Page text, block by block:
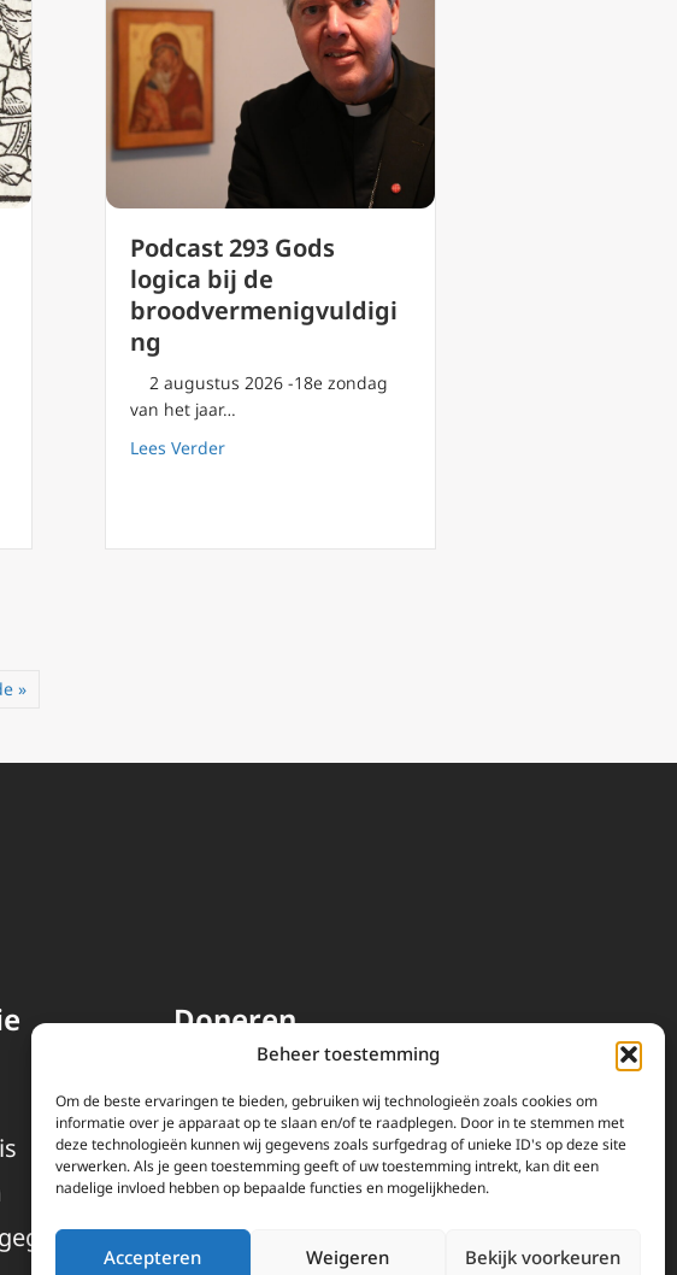
Beheer toestemming
Om de beste ervaringen te bieden, gebruiken wij technologieën zoals cookies om
informatie over je apparaat op te slaan en/of te raadplegen. Door in te stemmen met
deze technologieën kunnen wij gegevens zoals surfgedrag of unieke ID's op deze site
verwerken. Als je geen toestemming geeft of uw toestemming intrekt, kan dit een
nadelige invloed hebben op bepaalde functies en mogelijkheden.
Accepteren Weigeren Bekijk voorkeuren
Eusebius van Vercelli
Podcast 293 Gods
logica bij de
broodvermenigvuldigi
ng
2 augustus 2026 -18e zondag
van het jaar…
Lees Verderabout Podcast 293 Gods logica bij de
»
Doneren
EWTN wordt uitsluitend
gefinancierd door uw donaties.
Wij ontvangen bewust geen
advertentie-inkomsten of
kerkelijke financiele
Doneren